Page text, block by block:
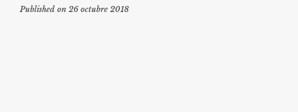
Published on 26 octubre 2018